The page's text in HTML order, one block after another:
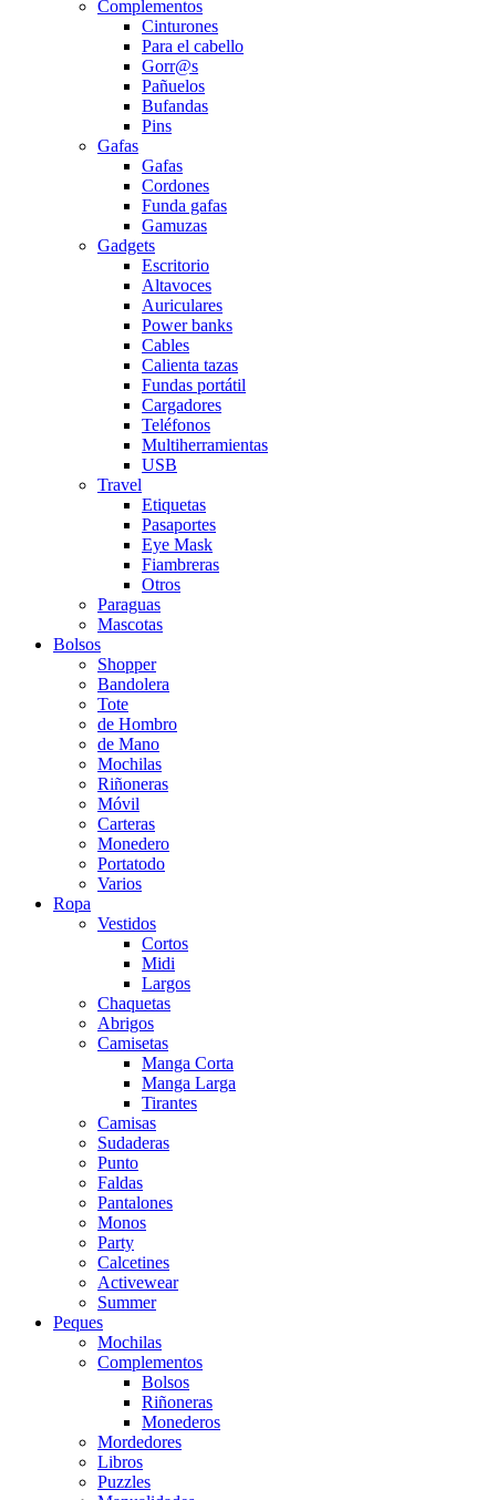
Complementos
Cinturones
Para el cabello
Gorr@s
Pañuelos
Bufandas
Pins
Gafas
Gafas
Cordones
Funda gafas
Gamuzas
Gadgets
Escritorio
Altavoces
Auriculares
Power banks
Cables
Calienta tazas
Fundas portátil
Cargadores
Teléfonos
Multiherramientas
USB
Travel
Etiquetas
Pasaportes
Eye Mask
Fiambreras
Otros
Paraguas
Mascotas
Bolsos
Shopper
Bandolera
Tote
de Hombro
de Mano
Mochilas
Riñoneras
Móvil
Carteras
Monedero
Portatodo
Varios
Ropa
Vestidos
Cortos
Midi
Largos
Chaquetas
Abrigos
Camisetas
Manga Corta
Manga Larga
Tirantes
Camisas
Sudaderas
Punto
Faldas
Pantalones
Monos
Party
Calcetines
Activewear
Summer
Peques
Mochilas
Complementos
Bolsos
Riñoneras
Monederos
Mordedores
Libros
Puzzles